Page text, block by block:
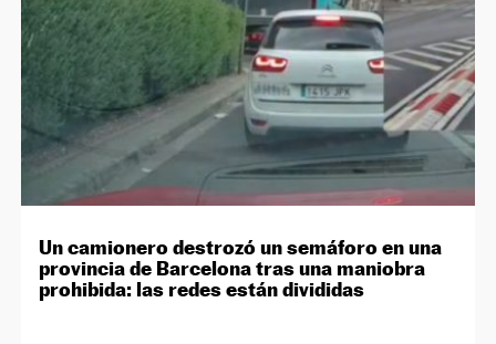
Un camionero destrozó un semáforo en una
provincia de Barcelona tras una maniobra
prohibida: las redes están divididas